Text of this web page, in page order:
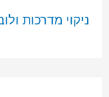
ניקוי מדרכות